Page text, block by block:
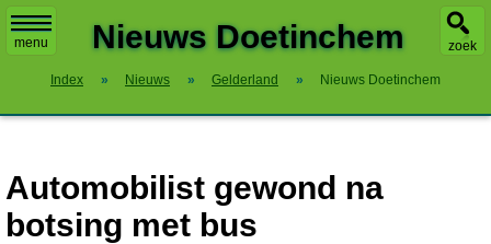
menu zoek
Nieuws Doetinchem
Index » Nieuws » Gelderland » Nieuws Doetinchem
Automobilist gewond na
botsing met bus